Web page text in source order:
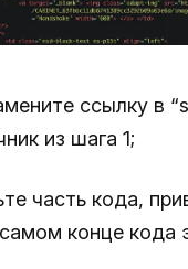
ссылку в
из шага 1;
часть кода,
конце кода